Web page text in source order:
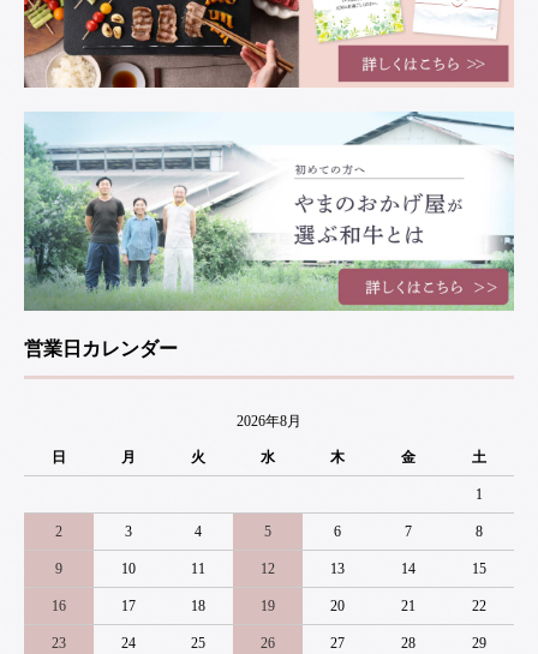
営業日カレンダー
2026年8月
日 月 火 水 木 金 土
1
2 3 4 5 6 7 8
9 10 11 12 13 14 15
16 17 18 19 20 21 22
23 24 25 26 27 28 29